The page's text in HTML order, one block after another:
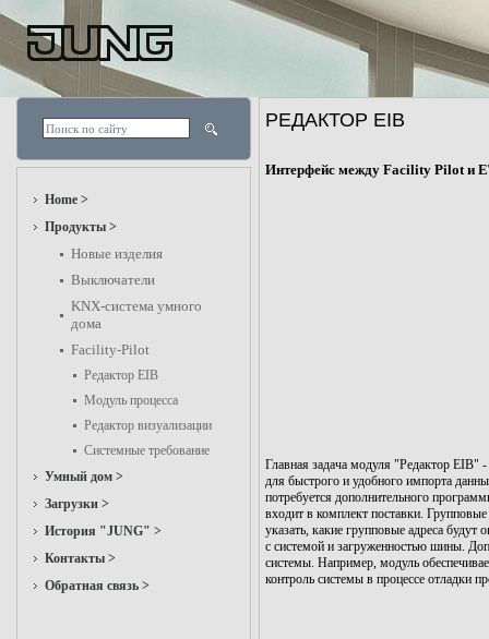
Home >
Продукты >
Новые изделия
Выключатели
KNX-система умного
дома
Facility-Pilot
Редактор EIB
Модуль процесса
Редактор визуализации
Системные требование
Умный дом >
Загрузки >
История "JUNG" >
Контакты >
Обратная связь >
РЕДАКТОР EIB
Интерфейс между Facility Pilot и
Главная задача модуля "Редактор
для быстрого и удобного импорта
потребуется дополнительного
входит в комплект поставки.
указать, какие групповые адреса
с системой и загруженностью шины.
системы. Например, модуль
контроль системы в процессе отладки